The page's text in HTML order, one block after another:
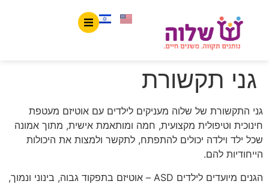
גני תקשורת
גני התקשורת של שלוה מעניקים לילדים עם אוטיזם מעטפת
חינוכית וטיפולית מקצועית, חמה ומותאמת אישית, מתוך אמונה
שכל ילד וילדה יכולים להתפתח, לתקשר ולמצות את היכולות
הייחודיות להם.
הגנים מיועדים לילדים ASD – אוטיזם בתפקוד גבוה, בינוני ונמוך,